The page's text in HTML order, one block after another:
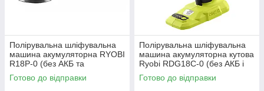
Полірувальна шліфувальна
машина акумуляторна RYOBI
R18P-0 (без АКБ та
зарядного пристрою)
Готово до відправки
Полірувальна шліфувальна
машина акумуляторна кутова
Ryobi RDG18C-0 (без АКБ і
зарядного пристрою)
Готово до відправки